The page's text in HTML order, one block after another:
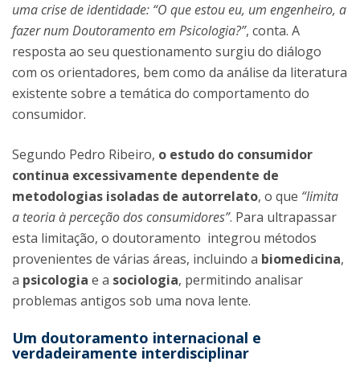
uma crise de identidade: “O que estou eu, um engenheiro, a
fazer num Doutoramento em Psicologia?”, conta. A
resposta ao seu questionamento surgiu do diálogo
com os orientadores, bem como da análise da literatura
existente sobre a temática do comportamento do
consumidor.
Segundo Pedro Ribeiro, o estudo do consumidor
continua excessivamente dependente de
metodologias isoladas de autorrelato, o que “limita
a teoria à perceção dos consumidores”. Para ultrapassar
esta limitação, o doutoramento integrou métodos
provenientes de várias áreas, incluindo a biomedicina,
a psicologia e a sociologia, permitindo analisar
problemas antigos sob uma nova lente.
Um doutoramento internacional e
verdadeiramente interdisciplinar